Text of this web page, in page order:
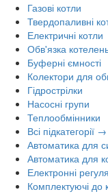
Газові котли
Твердопаливні
Електричні котли
Обв'язка
Буферні ємності
Колектори для
Гідрострілки
Насосні групи
Теплообмінники
Всі підкатегорії →
Автоматика для
Автоматика для
Електронні
Комплектуючі до